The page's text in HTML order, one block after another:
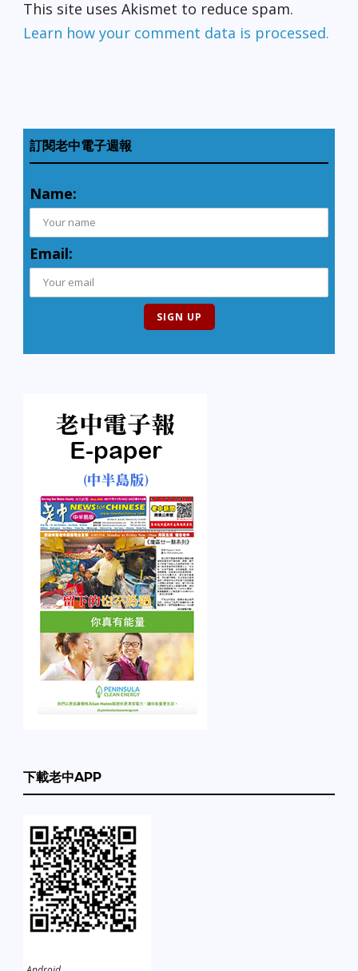
This site uses Akismet to reduce spam.
Learn how your comment data is processed.
訂閱老中電子週報
Name:
Email:
下載老中APP